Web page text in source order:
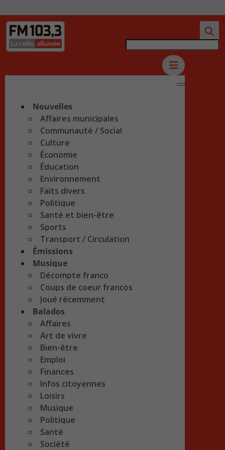
Nouvelles
Affaires municipales
Communauté / Social
Culture
Économie
Éducation
Environnement
Faits divers
Politique
Santé et bien-être
Sports
Transport / Circulation
Émissions
Musique
Décompte franco
Coups de coeur francos
Joué récemment
Balados
Affaires
Art de vivre
Bien-être
Emploi
Finances
Infos citoyennes
Loisirs
Musique
Politique
Santé
Société